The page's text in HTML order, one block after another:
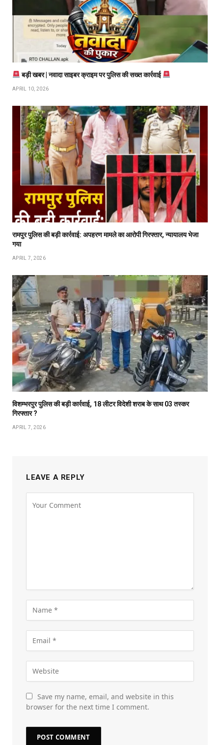
बड़ी खबर | नवादा साइबर क्राइम पर पुलिस की सख्त कार्रवाई
APRIL 10, 2026
रामपुर पुलिस की बड़ी कार्रवाई: अपहरण मामले का आरोपी गिरफ्तार, न्यायालय भेजा
गया
APRIL 7, 2026
विशम्भरपुर पुलिस की बड़ी कार्रवाई, 18 लीटर विदेशी शराब के साथ 03 तस्कर
गिरफ्तार ?
APRIL 7, 2026
LEAVE A REPLY
Save my name, email, and website in this
browser for the next time I comment.